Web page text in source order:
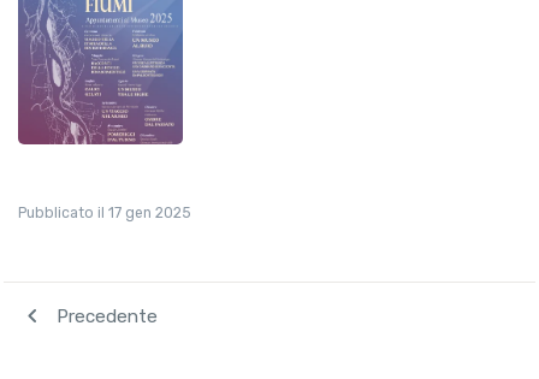
Pubblicato il 17 gen 2025
navigate_before Precedente